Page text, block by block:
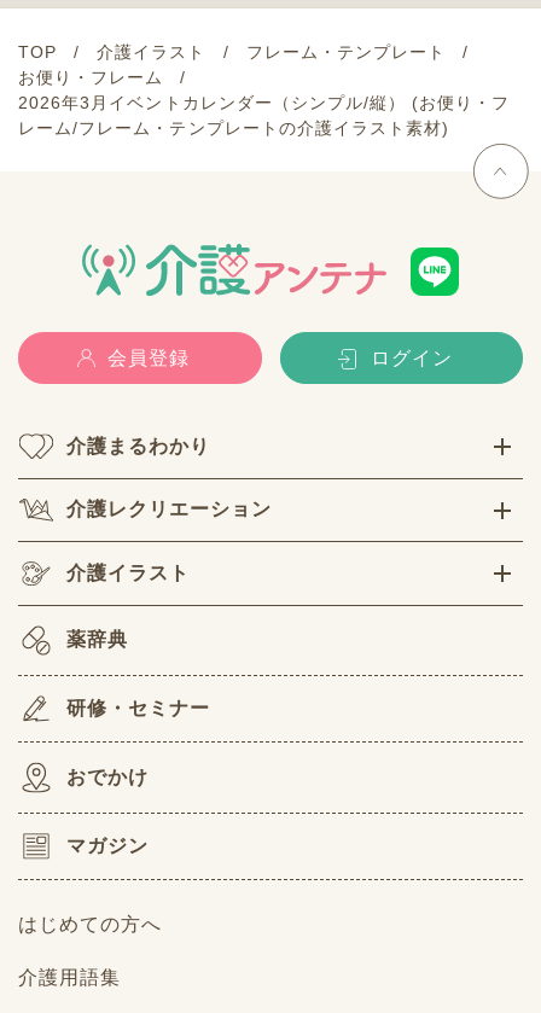
TOP 介護イラスト
フレーム・テンプレート
お便り・フレーム
2026年3月イベントカレンダー（シンプル/縦） (お便り・フ
レーム/フレーム・テンプレートの介護イラスト素材)
会員登録 ログイン
介護まるわかり
介護レクリエーション
介護イラスト
薬辞典
研修・セミナー
おでかけ
マガジン
はじめての方へ
介護用語集